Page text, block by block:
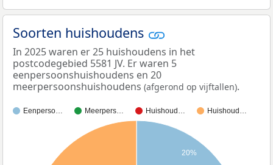
Soorten huishoudens
In 2025 waren er 25 huishoudens in het
postcodegebied 5581 JV. Er waren 5
eenpersoonshuishoudens en 20
meerpersoonshuishoudens (afgerond op vijftallen).
Eenperso… Meerpers… Huishoud… Huishoud…
20%